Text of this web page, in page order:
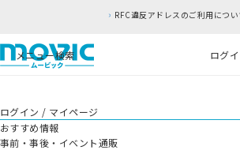
RFC違反アドレスのご利用につい
メニュー検索 ログ
ログイン / マイページ
おすすめ情報
事前・事後・イベント通販